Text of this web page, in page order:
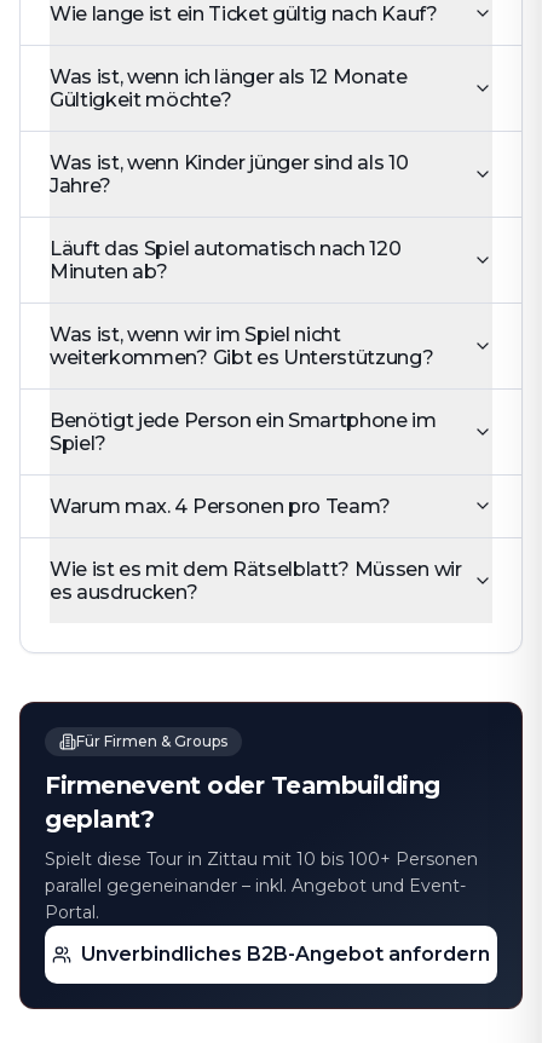
Wie lange ist ein Ticket gültig nach Kauf?
Was ist, wenn ich länger als 12 Monate
Gültigkeit möchte?
Was ist, wenn Kinder jünger sind als 10
Jahre?
Läuft das Spiel automatisch nach 120
Minuten ab?
Was ist, wenn wir im Spiel nicht
weiterkommen? Gibt es Unterstützung?
Benötigt jede Person ein Smartphone im
Spiel?
Warum max. 4 Personen pro Team?
Wie ist es mit dem Rätselblatt? Müssen wir
es ausdrucken?
Für Firmen & Groups
Firmenevent oder Teambuilding
geplant?
Spielt diese Tour in Zittau mit 10 bis 100+ Personen
parallel gegeneinander – inkl. Angebot und Event-
Portal.
Unverbindliches B2B-Angebot anfordern